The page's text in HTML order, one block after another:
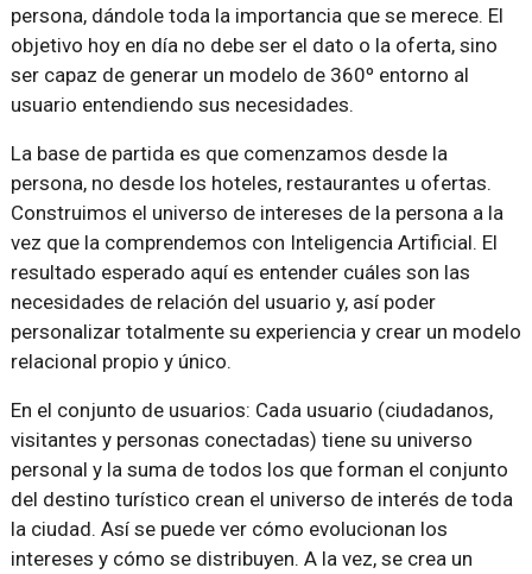
persona, dándole toda la importancia que se merece. El
objetivo hoy en día no debe ser el dato o la oferta, sino
ser capaz de generar un modelo de 360º entorno al
usuario entendiendo sus necesidades.
La base de partida es que comenzamos desde la
persona, no desde los hoteles, restaurantes u ofertas.
Construimos el universo de intereses de la persona a la
vez que la comprendemos con Inteligencia Artificial. El
resultado esperado aquí es entender cuáles son las
necesidades de relación del usuario y, así poder
personalizar totalmente su experiencia y crear un modelo
relacional propio y único.
En el conjunto de usuarios: Cada usuario (ciudadanos,
visitantes y personas conectadas) tiene su universo
personal y la suma de todos los que forman el conjunto
del destino turístico crean el universo de interés de toda
la ciudad. Así se puede ver cómo evolucionan los
intereses y cómo se distribuyen. A la vez, se crea un